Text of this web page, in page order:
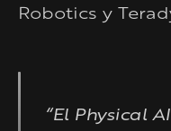
Robotics y
“El Physical